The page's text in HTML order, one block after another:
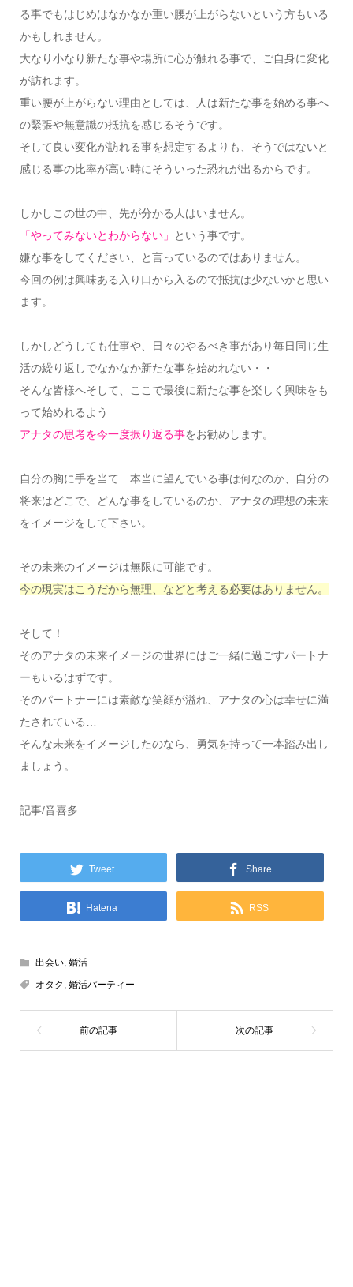
る事でもはじめはなかなか重い腰が上がらないという方もいる
かもしれません。
大なり小なり新たな事や場所に心が触れる事で、ご自身に変化
が訪れます。
重い腰が上がらない理由としては、人は新たな事を始める事へ
の緊張や無意識の抵抗を感じるそうです。
そして良い変化が訪れる事を想定するよりも、そうではないと
感じる事の比率が高い時にそういった恐れが出るからです。
しかしこの世の中、先が分かる人はいません。
「やってみないとわからない」
という事です。
嫌な事をしてください、と言っているのではありません。
今回の例は興味ある入り口から入るので抵抗は少ないかと思い
ます。
しかしどうしても仕事や、日々のやるべき事があり毎日同じ生
活の繰り返しでなかなか新たな事を始めれない・・
そんな皆様へそして、ここで最後に新たな事を楽しく興味をも
って始めれるよう
アナタの思考を今一度振り返る事をお勧めします。
自分の胸に手を当て…本当に望んでいる事は何なのか、自分の
将来はどこで、どんな事をしているのか、アナタの理想の未来
をイメージをして下さい。
その未来のイメージは無限に可能です。
今の現実はこうだから無理、などと考える必要はありません。
そして！
そのアナタの未来イメージの世界にはご一緒に過ごすパートナ
ーもいるはずです。
そのパートナーには素敵な笑顔が溢れ、アナタの心は幸せに満
たされている…
そんな未来をイメージしたのなら、勇気を持って一本踏み出し
ましょう。
記事/音喜多
Tweet Share
Hatena RSS
出会い, 婚活
オタク , 婚活パーティー